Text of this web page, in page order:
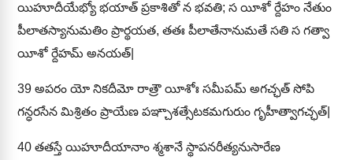
యిహూదీయేభ్యో భయాత్ ప్రకాశితో న భవతి; స యీశో ర్దేహం నేతుం
పీలాతస్యానుమతిం ప్రార్థయత, తతః పీలాతేనానుమతే సతి స గత్వా
యీశో ర్దేహమ్ అనయత్|
39 అపరం యో నికదీమో రాత్రౌ యీశోః సమీపమ్ అగచ్ఛత్ సోపి
గన్ధరసేన మిశ్రితం ప్రాయేణ పఞ్చాశత్సేటకమగురుం గృహీత్వాగచ్ఛత్|
40 తతస్తే యిహూదీయానాం శ్మశానే స్థాపనరీత్యనుసారేణ